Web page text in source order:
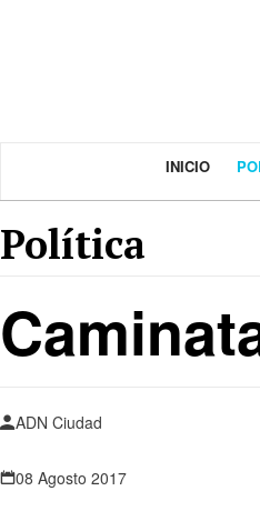
INICIO
Política
ADN Ciudad
08 Agosto 2017